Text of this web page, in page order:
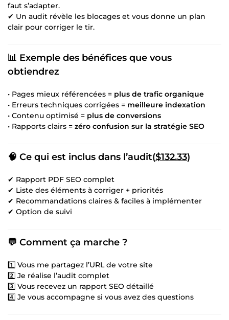
faut s’adapter.
✔ Un audit révèle les blocages et vous donne un plan
clair pour corriger le tir.
📊 Exemple des bénéfices que vous
obtiendrez
• Pages mieux référencées = plus de trafic organique
• Erreurs techniques corrigées = meilleure indexation
• Contenu optimisé = plus de conversions
• Rapports clairs = zéro confusion sur la stratégie SEO
🧠 Ce qui est inclus dans l’audit($132.33)
✔ Rapport PDF SEO complet
✔ Liste des éléments à corriger + priorités
✔ Recommandations claires & faciles à implémenter
✔ Option de suivi
💬 Comment ça marche ?
1️⃣ Vous me partagez l’URL de votre site
2️⃣ Je réalise l’audit complet
3️⃣ Vous recevez un rapport SEO détaillé
4️⃣ Je vous accompagne si vous avez des questions